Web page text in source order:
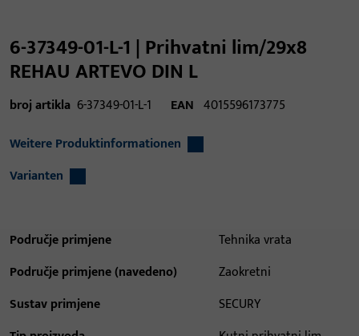
6-37349-01-L-1 | Prihvatni lim/29x8
REHAU ARTEVO DIN L
broj artikla 6-37349-01-L-1 EAN 4015596173775
Weitere Produktinformationen
Varianten
Područje primjene
Tehnika vrata
Područje primjene (navedeno)
Zaokretni
Sustav primjene
SECURY